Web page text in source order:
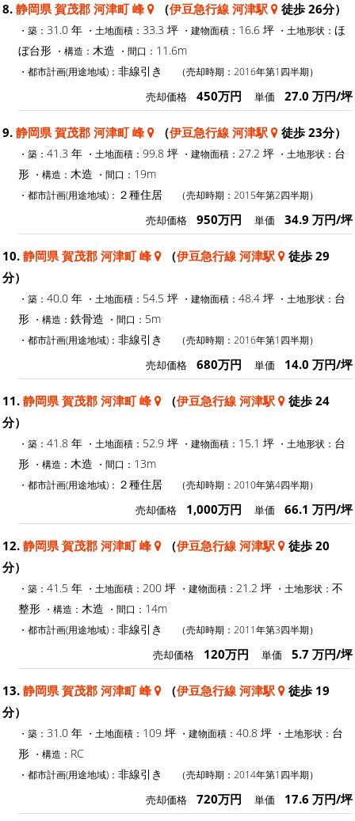
8. 静岡県 賀茂郡 河津町 峰 （伊豆急行線 河津駅 徒歩 26分）
・築： 31.0 年 ・土地面積： 33.3 坪 ・建物面積： 16.6 坪 ・土地形状： ほ
ぼ台形 ・構造： 木造 ・間口： 11.6m
・都市計画(用途地域)： 非線引き （売却時期：2016年第1四半期）
売却価格 450万円 単価 27.0 万円/坪
9. 静岡県 賀茂郡 河津町 峰 （伊豆急行線 河津駅 徒歩 23分）
・築： 41.3 年 ・土地面積： 99.8 坪 ・建物面積： 27.2 坪 ・土地形状： 台
形 ・構造： 木造 ・間口： 19m
・都市計画(用途地域)： ２種住居 （売却時期：2015年第2四半期）
売却価格 950万円 単価 34.9 万円/坪
10. 静岡県 賀茂郡 河津町 峰 （伊豆急行線 河津駅
徒歩 29
分）
・築： 40.0 年 ・土地面積： 54.5 坪 ・建物面積： 48.4 坪 ・土地形状： 台
形 ・構造： 鉄骨造 ・間口： 5m
・都市計画(用途地域)： 非線引き （売却時期：2016年第1四半期）
売却価格 680万円 単価 14.0 万円/坪
11. 静岡県 賀茂郡 河津町 峰 （伊豆急行線 河津駅
徒歩 24
分）
・築： 41.8 年 ・土地面積： 52.9 坪 ・建物面積： 15.1 坪 ・土地形状： 台
形 ・構造： 木造 ・間口： 13m
・都市計画(用途地域)： ２種住居 （売却時期：2010年第4四半期）
売却価格 1,000万円 単価 66.1 万円/坪
12. 静岡県 賀茂郡 河津町 峰 （伊豆急行線 河津駅
徒歩 20
分）
・築： 41.5 年 ・土地面積： 200 坪 ・建物面積： 21.2 坪 ・土地形状： 不
整形 ・構造： 木造 ・間口： 14m
・都市計画(用途地域)： 非線引き （売却時期：2011年第3四半期）
売却価格 120万円 単価 5.7 万円/坪
13. 静岡県 賀茂郡 河津町 峰 （伊豆急行線 河津駅
徒歩 19
分）
・築： 31.0 年 ・土地面積： 109 坪 ・建物面積： 40.8 坪 ・土地形状： 台
形 ・構造： RC
・都市計画(用途地域)： 非線引き （売却時期：2014年第1四半期）
売却価格 720万円 単価 17.6 万円/坪